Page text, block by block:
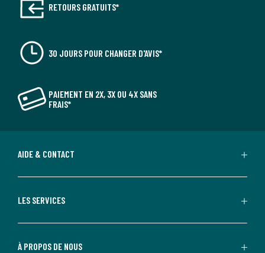
RETOURS GRATUITS*
30 JOURS POUR CHANGER D'AVIS*
PAIEMENT EN 2X, 3X OU 4X SANS
FRAIS*
AIDE & CONTACT
LES SERVICES
À PROPOS DE NOUS